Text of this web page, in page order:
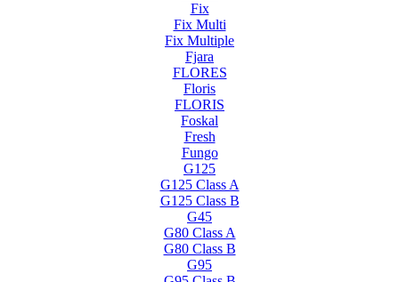
Fix
Fix Multi
Fix Multiple
Fjara
FLORES
Floris
FLORIS
Foskal
Fresh
Fungo
G125
G125 Class A
G125 Class B
G45
G80 Class A
G80 Class B
G95